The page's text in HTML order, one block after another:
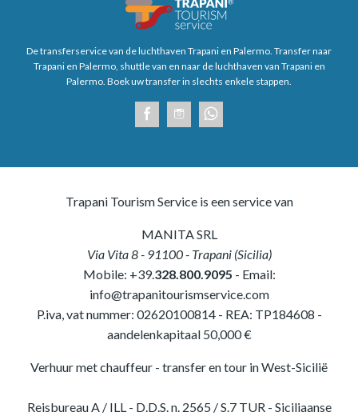
De transferservice van de luchthaven Trapani en Palermo. Transfer naar
Trapani en Palermo, shuttle van en naar de luchthaven van Trapani en
Palermo. Boek uw transfer in slechts enkele stappen.
Trapani Tourism Service is een service van
MANITA SRL
Via Vita 8- 91100- Trapani(Sicilia)
Mobile: +39.328.800.9095 - Email:
info@trapanitourismservice.com
P.iva, vat nummer: 02620100814- REA: TP184608 -
aandelenkapitaal 50,000 €
Verhuur met chauffeur - transfer en tour in West-Sicilië
Reisbureau A / ILL - D.D.S. n. 2565 / S.7 TUR - Siciliaanse